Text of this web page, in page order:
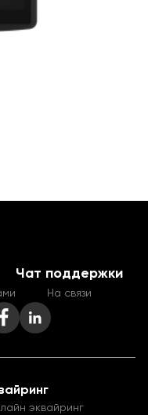
Чат поддержки
На связи
эквайринг